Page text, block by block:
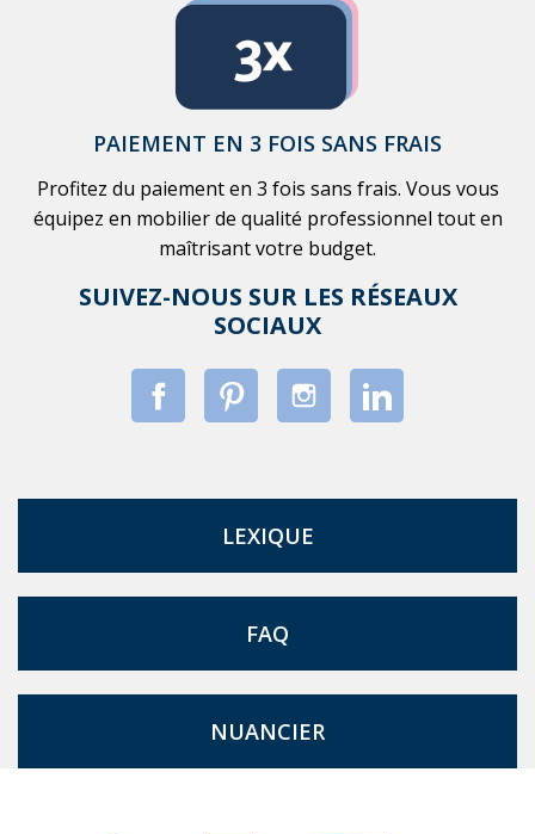
PAIEMENT EN 3 FOIS SANS FRAIS
Profitez du paiement en 3 fois sans frais. Vous vous
équipez en mobilier de qualité professionnel tout en
maîtrisant votre budget.
SUIVEZ-NOUS SUR LES RÉSEAUX
SOCIAUX
LEXIQUE
FAQ
NUANCIER